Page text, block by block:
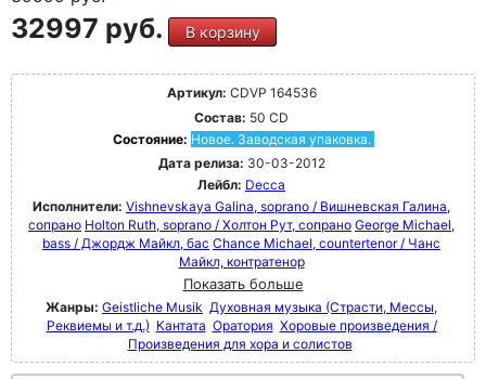
32997 руб. В корзину
Артикул: CDVP 164536
Состав: 50 CD
Состояние: Новое. Заводская упаковка.
Дата релиза: 30-03-2012
Лейбл: Decca
Исполнители: Vishnevskaya Galina, soprano / Вишневская Галина,
сопрано Holton Ruth, soprano / Холтон Рут, сопрано George Michael,
bass / Джордж Майкл, бас Chance Michael, countertenor / Чанс
Майкл, контратенор
Показать больше
Жанры: Geistliche Musik Духовная музыка (Страсти, Мессы,
Реквиемы и т.д.) Кантата Оратория Хоровые произведения /
Произведения для хора и солистов